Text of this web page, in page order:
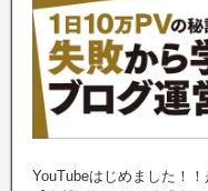
YouTubeはじめました！